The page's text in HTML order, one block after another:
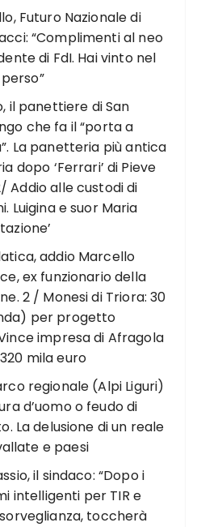
Futuro Nazionale di
“Complimenti al neo
di FdI. Hai vinto nel
il panettiere di San
che fa il “porta a
La panetteria più antica
dopo ‘Ferrari’ di Pieve
Addio alle custodi di
Luigina e suor Maria
addio Marcello
ex funzionario della
2 / Monesi di Triora: 30
per progetto
impresa di Afragola
mila euro
regionale (Alpi Liguri)
d’uomo o feudo di
La delusione di un reale
e paesi
il sindaco: “Dopo i
intelligenti per TIR e
toccherà